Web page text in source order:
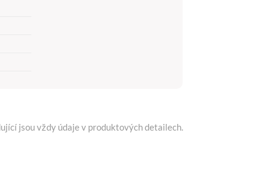
jsou vždy údaje v produktových detailech.